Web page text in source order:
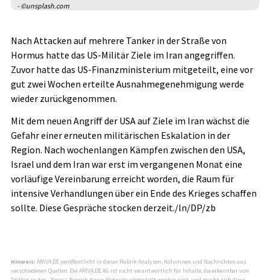
- ©unsplash.com
Nach Attacken auf mehrere Tanker in der Straße von
Hormus hatte das US-Militär Ziele im Iran angegriffen.
Zuvor hatte das US-Finanzministerium mitgeteilt, eine vor
gut zwei Wochen erteilte Ausnahmegenehmigung werde
wieder zurückgenommen.
Mit dem neuen Angriff der USA auf Ziele im Iran wächst die
Gefahr einer erneuten militärischen Eskalation in der
Region. Nach wochenlangen Kämpfen zwischen den USA,
Israel und dem Iran war erst im vergangenen Monat eine
vorläufige Vereinbarung erreicht worden, die Raum für
intensive Verhandlungen über ein Ende des Krieges schaffen
sollte. Diese Gespräche stocken derzeit./ln/DP/zb
Hinweis:ARIVA.DE veröffentlicht in dieser Rubrik Analysen, Kolumnen und Nachrichten aus
verschiedenen Quellen. Die ARIVA.DE AG ist nicht verantwortlich für Inhalte, die erkennbar von